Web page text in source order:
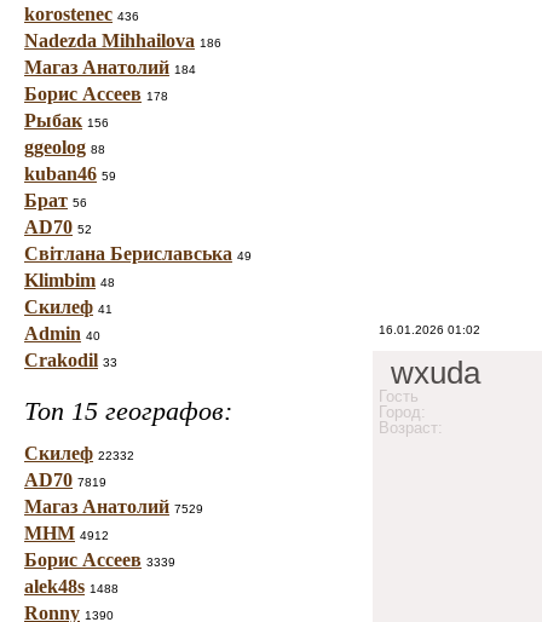
korostenec 436
Nadezda Mihhailova 186
Магаз Анатолий 184
Борис Ассеев 178
Рыбак 156
ggeolog 88
kuban46 59
Брат 56
AD70 52
Світлана Бериславська 49
Klimbim 48
Скилеф 41
Admin 40
Crakodil 33
Топ 15 географов:
Скилеф 22332
AD70 7819
Магаз Анатолий 7529
МНМ 4912
Борис Ассеев 3339
alek48s 1488
Ronny 1390
16.01.2026 01:02
wxuda
Гость
Город:
Возраст: